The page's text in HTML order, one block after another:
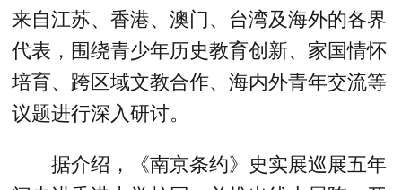
来自江苏、香港、澳门、台湾及海外的各界
代表，围绕青少年历史教育创新、家国情怀
培育、跨区域文教合作、海内外青年交流等
议题进行深入研讨。
据介绍，《南京条约》史实展巡展五年